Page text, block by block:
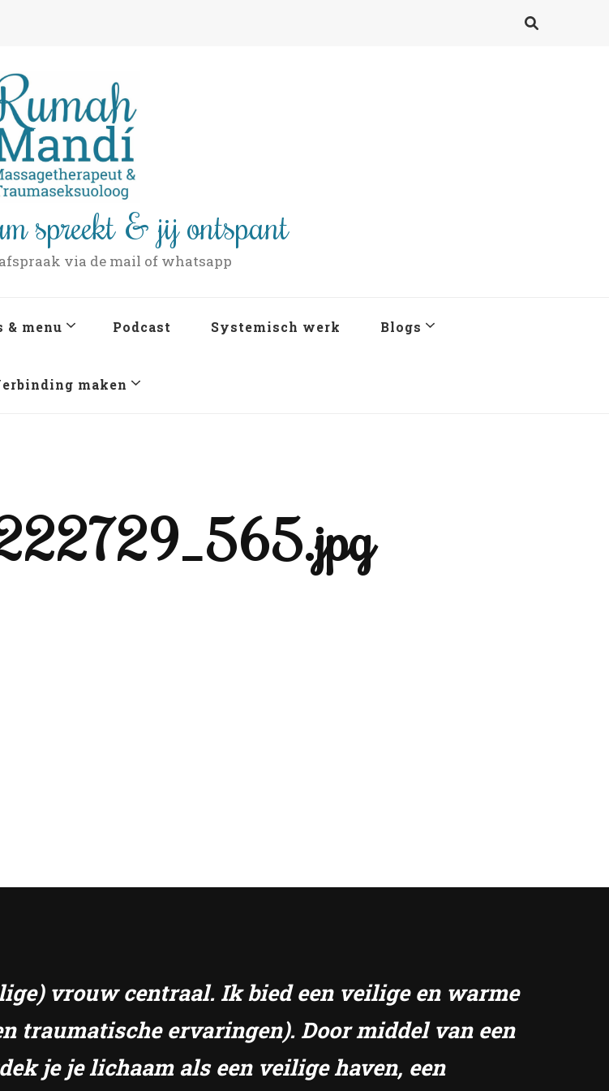
spreekt & jij ontspant
via de mail of whatsapp
& menu Podcast Systemisch werk Blogs
maken
vrouw centraal. Ik bied een veilige en warme
traumatische ervaringen). Door middel van een
je je lichaam als een veilige haven, een